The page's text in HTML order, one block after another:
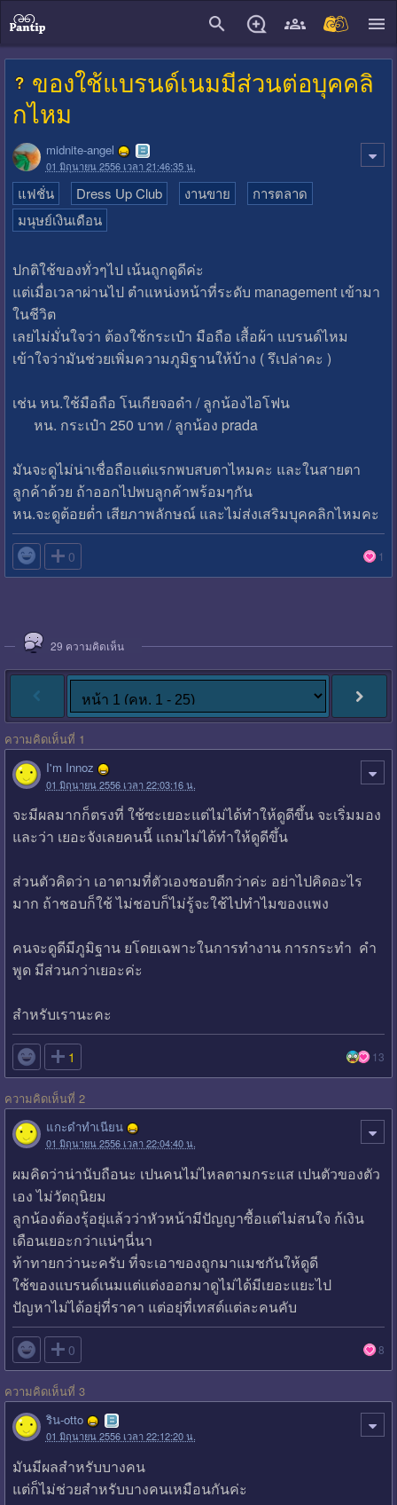
ของใช้แบรนด์เนมมีส่วนต่อบุคคลิ
กไหม
midnite-angel
01 มิถุนายน 2556 เวลา 21:46:35 น.
แฟชั่น Dress Up Club งานขาย
การตลาด
มนุษย์เงินเดือน
ปกติใช้ของทั่วๆไป เน้นถูกดูดีค่ะ
แต่เมื่อเวลาผ่านไป ตำแหน่งหน้าที่ระดับ management เข้ามา
ในชีวิต
เลยไม่มั่นใจว่า ต้องใช้กระเป๋า มือถือ เสื้อผ้า แบรนด์ไหม
เข้าใจว่ามันช่วยเพิ่มความภูมิฐานให้บ้าง ( รึเปล่าคะ )
เช่น หน.ใช้มือถือ โนเกียจอดำ / ลูกน้องไอโฟน
หน. กระเป๋า 250 บาท / ลูกน้อง prada
มันจะดูไม่น่าเชื่อถือแต่แรกพบสบตาไหมคะ และในสายตา
ลูกค้าด้วย ถ้าออกไปพบลูกค้าพร้อมๆกัน
หน.จะดูต้อยต่ำ เสียภาพลักษณ์ และไม่ส่งเสริมบุคคลิกไหมคะ
 0 1
29 ความคิดเห็น
ความคิดเห็นที่ 1
I'm Innoz
01 มิถุนายน 2556 เวลา 22:03:16 น.
จะมีผลมากก็ตรงที่ ใช้ซะเยอะแต่ไม่ได้ทำให้ดูดีขึ้น จะเริ่มมอง
และว่า เยอะจังเลยคนนี้ แถมไม่ได้ทำให้ดูดีขึ้น
ส่วนตัวคิดว่า เอาตามที่ตัวเองชอบดีกว่าค่ะ อย่าไปคิดอะไร
มาก ถ้าชอบก็ใช้ ไม่ชอบก็ไม่รู้จะใช้ไปทำไมของแพง
คนจะดูดีมีภูมิฐาน ยโดยเฉพาะในการทำงาน การกระทำ คำ
พูด มีส่วนกว่าเยอะค่ะ
สำหรับเรานะคะ
 1 13
ความคิดเห็นที่ 2
แกะดำทำเนียน
01 มิถุนายน 2556 เวลา 22:04:40 น.
ผมคิดว่าน่านับถือนะ เปนคนไม่ไหลตามกระแส เปนตัวของตัว
เอง ไม่วัตถุนิยม
ลูกน้องต้องรุ้อยุ่แล้วว่าหัวหน้ามีปัญญาซื้อแต่ไม่สนใจ ก้เงิน
เดือนเยอะกว่าแน่ๆนี่นา
ท้าทายกว่านะครับ ที่จะเอาของถูกมาแมชกันให้ดูดี
ใช้ของแบรนด์เนมแต่เเต่งออกมาดูไม่ได้มีเยอะแยะไป
ปัญหาไม่ได้อยุ่ที่ราคา แต่อยุ่ที่เทสต์แต่ละคนคับ
 0 8
ความคิดเห็นที่ 3
ริน-otto
01 มิถุนายน 2556 เวลา 22:12:20 น.
มันมีผลสำหรับบางคน
แต่ก็ไม่ช่วยสำหรับบางคนเหมือนกันค่ะ
close